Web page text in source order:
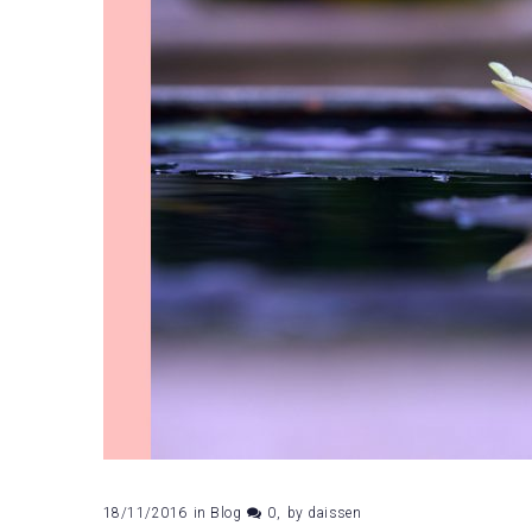
18/11/2016 in Blog 0 by daissen